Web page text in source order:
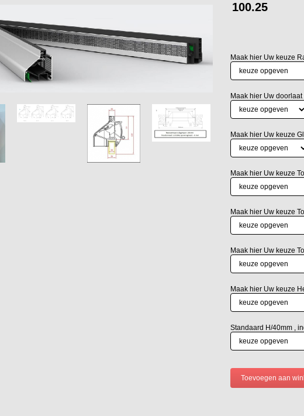
100.25
Maak hier Uw keuze
Maak hier Uw
Maak hier Uw keuze
Maak hier Uw keuze
Maak hier Uw keuze
Maak hier Uw keuze
Maak hier Uw keuze
Standaard H/40mm ,